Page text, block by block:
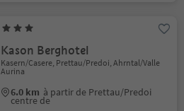
Kason Berghotel
Kasern/Casere, Prettau/Predoi, Ahrntal/Valle
Aurina
6.0 km à partir de Prettau/Predoi
centre de